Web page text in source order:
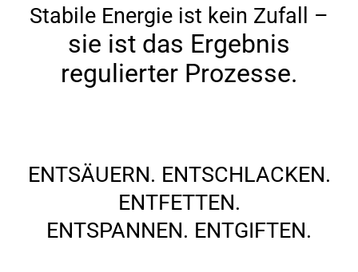
Stabile Energie ist kein Zufall –
sie ist das Ergebnis
regulierter Prozesse.
ENTSÄUERN. ENTSCHLACKEN.
ENTFETTEN.
ENTSPANNEN. ENTGIFTEN.